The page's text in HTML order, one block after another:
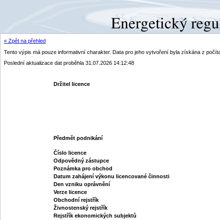
« Zpět na přehled
Tento výpis má pouze informativní charakter. Data pro jeho vytvoření byla získána z
Poslední aktualizace dat proběhla 31.07.2026 14:12:48
Držitel licence
Předmět podnikání
Číslo licence
Odpovědný zástupce
Poznámka pro obchod
Datum zahájení výkonu licencované činnosti
Den vzniku oprávnění
Verze licence
Obchodní rejstřík
Živnostenský rejstřík
Rejstřík ekonomických subjektů